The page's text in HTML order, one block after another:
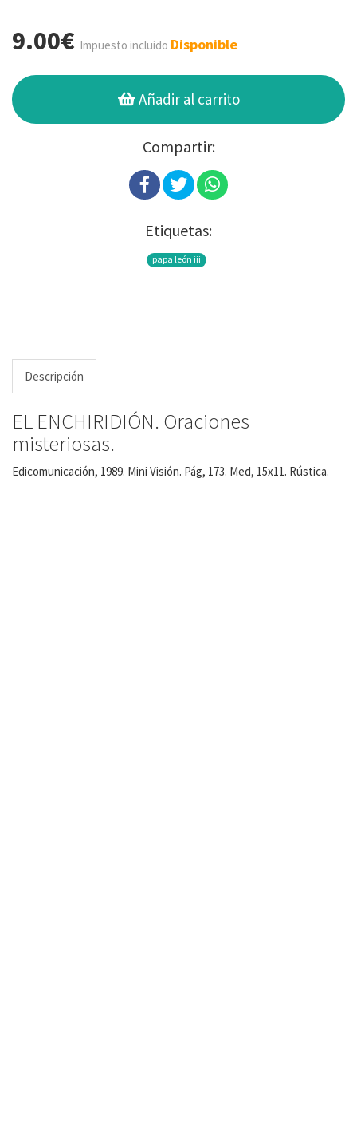
9.00€ Impuesto incluido Disponible
Añadir al carrito
Compartir:
Etiquetas:
papa león iii
Descripción
EL ENCHIRIDIÓN. Oraciones
misteriosas.
Edicomunicación, 1989. Mini Visión. Pág, 173. Med, 15x11. Rústica.